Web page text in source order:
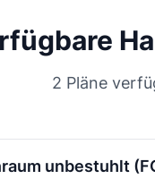
2 Pläne
unbestuhlt